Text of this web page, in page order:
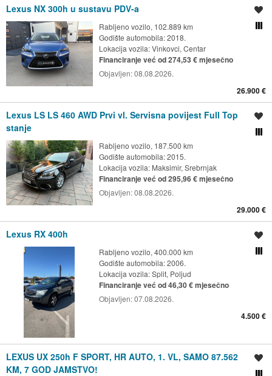
Lexus NX 300h u sustavu PDV-a
Rabljeno vozilo, 102.889 km
Godište automobila: 2018.
Lokacija vozila:Vinkovci, Centar
Financiranje već od 274,53 € mjesečno
Objavljen:08.08.2026.
26.900 €
Lexus LS LS 460 AWD Prvi vl. Servisna povijest Full Top
stanje
Rabljeno vozilo, 187.500 km
Godište automobila: 2015.
Lokacija vozila: Maksimir, Srebrnjak
Financiranje već od 295,96 € mjesečno
Objavljen:08.08.2026.
29.000 €
Lexus RX 400h
Rabljeno vozilo, 400.000 km
Godište automobila: 2006.
Lokacija vozila:Split, Poljud
Financiranje već od 46,30 € mjesečno
Objavljen:07.08.2026.
4.500 €
LEXUS UX 250h F SPORT, HR AUTO, 1. VL, SAMO 87.562
KM, 7 GOD JAMSTVO!